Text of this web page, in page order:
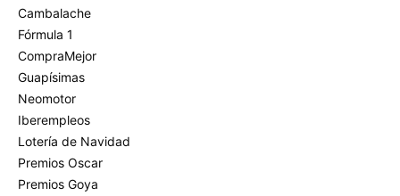
Cambalache
Fórmula 1
CompraMejor
Guapísimas
Neomotor
Iberempleos
Lotería de Navidad
Premios Oscar
Premios Goya